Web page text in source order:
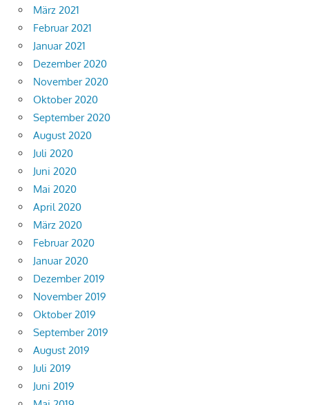
März 2021
Februar 2021
Januar 2021
Dezember 2020
November 2020
Oktober 2020
September 2020
August 2020
Juli 2020
Juni 2020
Mai 2020
April 2020
März 2020
Februar 2020
Januar 2020
Dezember 2019
November 2019
Oktober 2019
September 2019
August 2019
Juli 2019
Juni 2019